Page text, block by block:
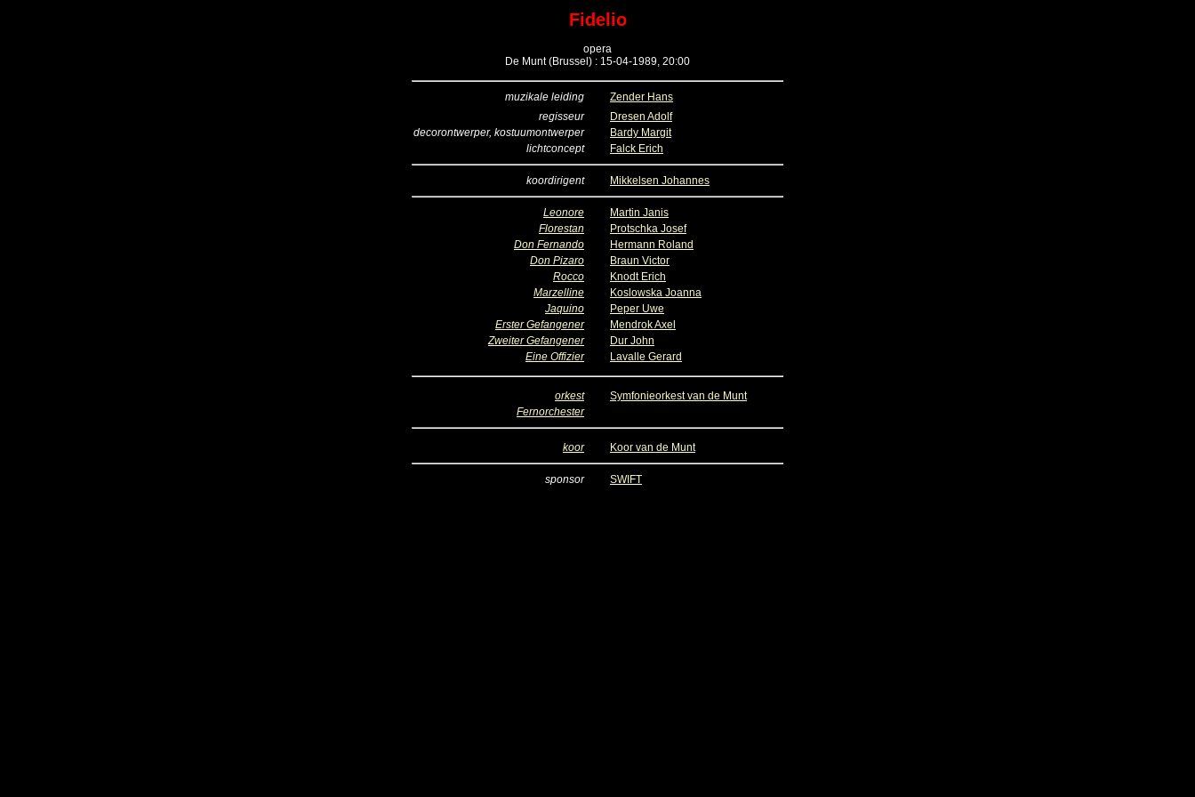
Fidelio
opera
De Munt (Brussel) : 15-04-1989, 20:00
muzikale leiding
Zender Hans
regisseur
Dresen Adolf
decorontwerper, kostuumontwerper
Bardy Margit
lichtconcept
Falck Erich
koordirigent Mikkelsen Johannes
Leonore
Martin Janis
Florestan
Protschka Josef
Don Fernando
Hermann Roland
Don Pizaro
Braun Victor
Rocco
Knodt Erich
Marzelline
Koslowska Joanna
Jaquino
Peper Uwe
Erster Gefangener
Mendrok Axel
Zweiter Gefangener
Dur John
Eine Offizier
Lavalle Gerard
orkest
Symfonieorkest van de Munt
Fernorchester
koor Koor van de Munt
sponsor SWIFT